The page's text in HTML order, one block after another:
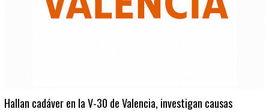
Hallan cadáver en la V-30 de Valencia, investigan causas